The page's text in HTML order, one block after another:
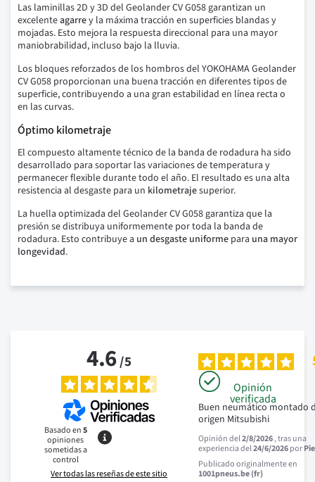
Las laminillas 2D y 3D del Geolander CV G058 garantizan un
excelenteagarrey la máxima tracción en superficies blandas y
mojadas. Esto mejora la respuesta direccional para una mayor
maniobrabilidad, incluso bajo la lluvia.
Los bloques reforzados de los hombros del YOKOHAMA Geolander
CV G058 proporcionan una buena tracción en diferentes tipos de
superficie, contribuyendo a una gran estabilidad en línea recta o
en las curvas.
Óptimo kilometraje
El compuesto altamente técnico de la banda de rodadura ha sido
desarrollado para soportar las variaciones de temperatura y
permanecer flexible durante todo el año. El resultado es una alta
resistencia al desgaste para un kilometrajesuperior.
La huella optimizada del Geolander CV G058 garantiza que la
presión se distribuya uniformemente por toda la banda de
rodadura. Esto contribuye a un desgaste uniforme para una mayor
longevidad.
4.6/5
Basado en5
opiniones
sometidas a
control
Ver todas las reseñas de este sitio
Opinión
verificada
Buen neumático montado
origen Mitsubishi
Opinión del2/8/2026, tras una
experiencia del24/6/2026por
Publicado originalmente en
1001pneus.be (fr)